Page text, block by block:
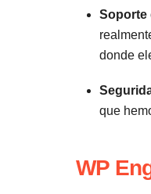
Soporte
donde
que
WP